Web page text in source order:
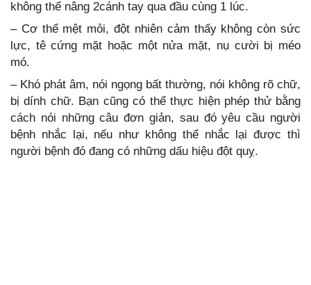
không thể nâng 2cánh tay qua đầu cùng 1 lúc.
– Cơ thể mệt mỏi, đột nhiên cảm thấy không còn sức
lực, tê cứng mặt hoặc một nửa mặt, nụ cười bị méo
mó.
– Khó phát âm, nói ngọng bất thường, nói không rõ chữ,
bị dính chữ. Bạn cũng có thể thực hiện phép thử bằng
cách nói những câu đơn giản, sau đó yêu cầu người
bệnh nhắc lại, nếu như không thể nhắc lại được thì
người bệnh đó đang có những dấu hiệu đột quỵ.